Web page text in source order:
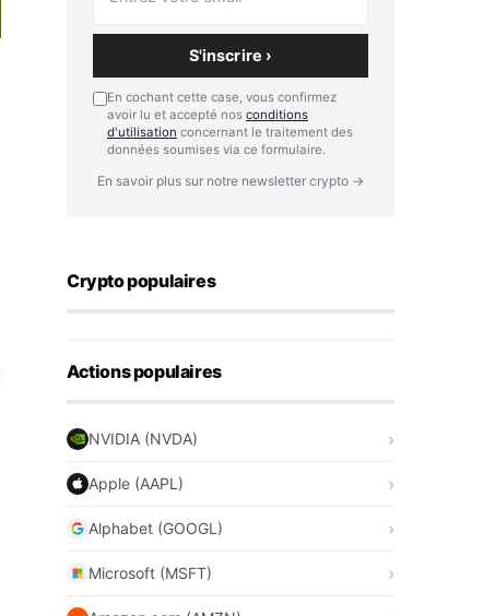
S'inscrire ›
En cochant cette case, vous confirmez
avoir lu et accepté nos conditions
d'utilisation concernant le traitement des
données soumises via ce formulaire.
En savoir plus sur notre newsletter crypto →
Crypto populaires
Actions populaires
NVIDIA (NVDA)
Apple (AAPL)
Alphabet (GOOGL)
Microsoft (MSFT)